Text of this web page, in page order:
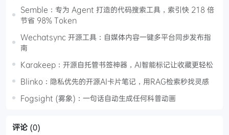
Semble：专为 Agent 打造的代码搜索工具，索引快 218 倍
节省 98% Token
Wechatsync 开源工具：自媒体内容一键多平台同步发布指
南
Karakeep：开源自托管书签神器，AI智能标记让收藏更轻松
Blinko：隐私优先的开源AI卡片笔记，用RAG检索秒找灵感
Fogsight (雾象)：一句话自动生成任何科普动画
评论 (0)